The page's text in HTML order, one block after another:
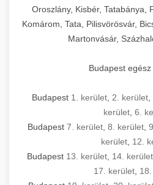
Oroszlány, Kisbér, Tatabánya,
Komárom, Tata, Pilisvörösvár,
Martonvásár,
Budapest
Budapest 1. kerület 2. kerület
kerület 6.
Budapest 7. kerület, 8. kerület,
kerület 12.
Budapest 13. kerület 14. kerület
17. kerület